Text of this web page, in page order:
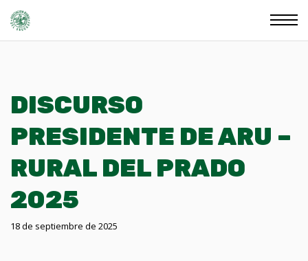
DISCURSO
PRESIDENTE DE ARU –
RURAL DEL PRADO
2025
18 de septiembre de 2025